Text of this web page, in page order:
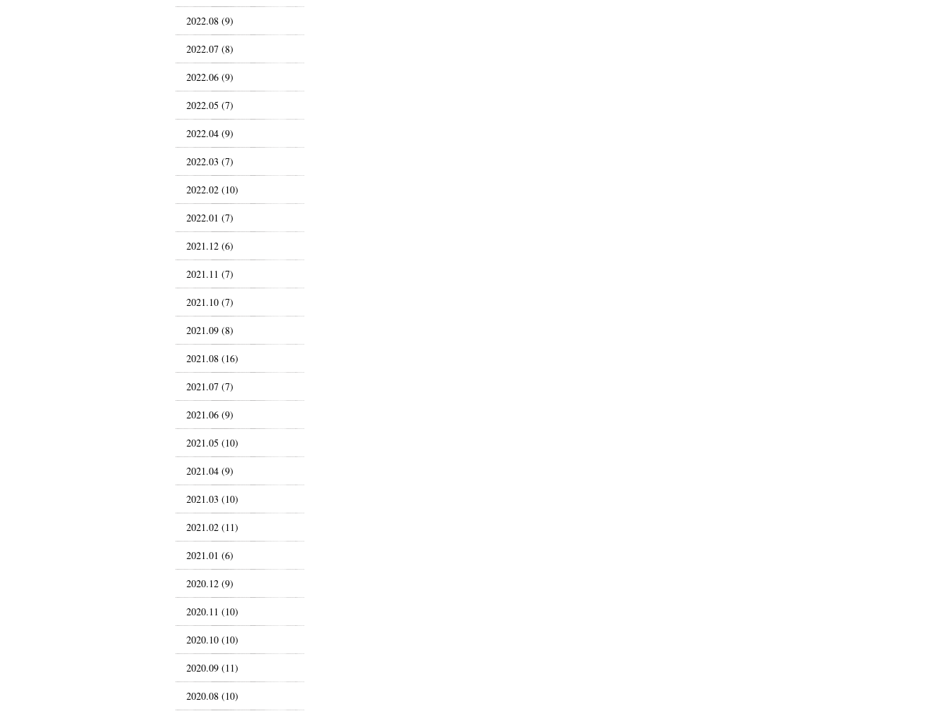
2022.08 (9)
2022.07 (8)
2022.06 (9)
2022.05 (7)
2022.04 (9)
2022.03 (7)
2022.02 (10)
2022.01 (7)
2021.12 (6)
2021.11 (7)
2021.10 (7)
2021.09 (8)
2021.08 (16)
2021.07 (7)
2021.06 (9)
2021.05 (10)
2021.04 (9)
2021.03 (10)
2021.02 (11)
2021.01 (6)
2020.12 (9)
2020.11 (10)
2020.10 (10)
2020.09 (11)
2020.08 (10)